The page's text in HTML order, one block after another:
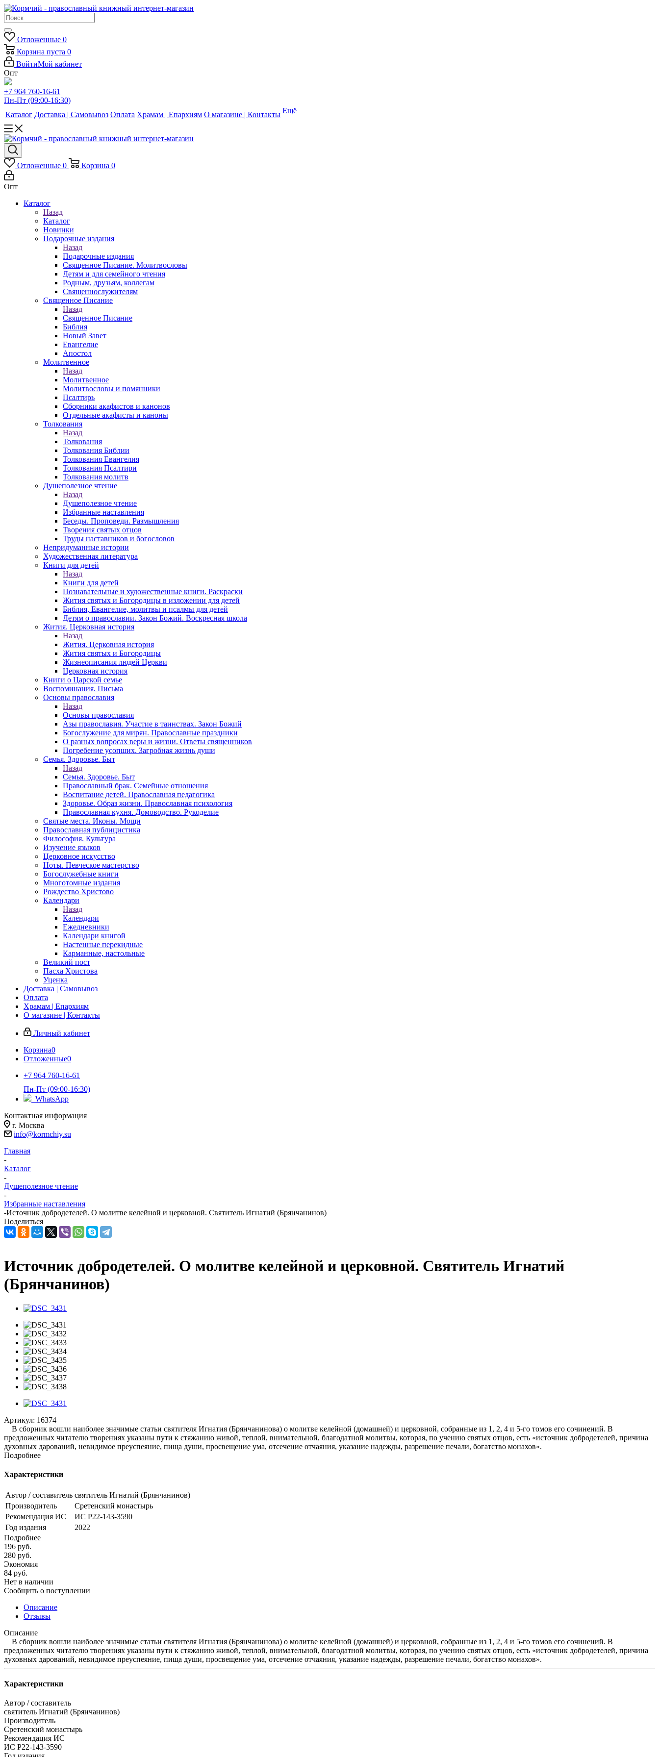
Отложенные 0
Корзина пуста 0
ВойтиМой кабинет
Опт
+7 964 760-16-61
Пн-Пт (09:00-16:30)
Каталог Доставка | Самовывоз Оплата Храмам | Епархиям О магазине | Контакты Ещё
Отложенные 0 Корзина 0
Опт
Каталог
Назад
Каталог
Новинки
Подарочные издания
Назад
Подарочные издания
Священное Писание. Молитвословы
Детям и для семейного чтения
Родным, друзьям, коллегам
Священнослужителям
Священное Писание
Назад
Священное Писание
Библия
Новый Завет
Евангелие
Апостол
Молитвенное
Назад
Молитвенное
Молитвословы и помянники
Псалтирь
Сборники акафистов и канонов
Отдельные акафисты и каноны
Толкования
Назад
Толкования
Толкования Библии
Толкования Евангелия
Толкования Псалтири
Толкования молитв
Душеполезное чтение
Назад
Душеполезное чтение
Избранные наставления
Беседы. Проповеди. Размышления
Творения святых отцов
Труды наставников и богословов
Непридуманные истории
Художественная литература
Книги для детей
Назад
Книги для детей
Познавательные и художественные книги. Раскраски
Жития святых и Богородицы в изложении для детей
Библия, Евангелие, молитвы и псалмы для детей
Детям о православии. Закон Божий. Воскресная школа
Жития. Церковная история
Назад
Жития. Церковная история
Жития святых и Богородицы
Жизнеописания людей Церкви
Церковная история
Книги о Царской семье
Воспоминания. Письма
Основы православия
Назад
Основы православия
Азы православия. Участие в таинствах. Закон Божий
Богослужение для мирян. Православные праздники
О разных вопросах веры и жизни. Ответы священников
Погребение усопших. Загробная жизнь души
Семья. Здоровье. Быт
Назад
Семья. Здоровье. Быт
Православный брак. Семейные отношения
Воспитание детей. Православная педагогика
Здоровье. Образ жизни. Православная психология
Православная кухня. Домоводство. Рукоделие
Святые места. Иконы. Мощи
Православная публицистика
Философия. Культура
Изучение языков
Церковное искусство
Ноты. Певческое мастерство
Богослужебные книги
Многотомные издания
Рождество Христово
Календари
Назад
Календари
Ежедневники
Календари книгой
Настенные перекидные
Карманные, настольные
Великий пост
Пасха Христова
Уценка
Доставка | Самовывоз
Оплата
Храмам | Епархиям
О магазине | Контакты
Личный кабинет
Корзина0
Отложенные0
+7 964 760-16-61
Пн-Пт (09:00-16:30)
WhatsApp
Контактная информация
г. Москва
info@kormchiy.su
Главная
-
Каталог
-
Душеполезное чтение
-
Избранные наставления
-Источник добродетелей. О молитве келейной и церковной. Святитель Игнатий (Брянчанинов)
Поделиться
Источник добродетелей. О молитве келейной и церковной. Святитель Игнатий
(Брянчанинов)
Артикул: 16374
В сборник вошли наиболее значимые статьи святителя Игнатия (Брянчанинова) о молитве келейной (домашней) и церковной, собранные из 1, 2, 4 и 5-го томов его сочинений. В
предложенных читателю творениях указаны пути к стяжанию живой, теплой, внимательной, благодатной молитвы, которая, по учению святых отцов, есть «источник добродетелей, причина
духовных дарований, невидимое преуспеяние, пища души, просвещение ума, отсечение отчаяния, указание надежды, разрешение печали, богатство монахов».
Подробнее
Характеристики
Автор / составитель святитель Игнатий (Брянчанинов)
Производитель
Сретенский монастырь
Рекомендация ИС
ИС Р22-143-3590
Год издания
2022
Подробнее
196 руб.
280 руб.
Экономия
84 руб.
Нет в наличии
Сообщить о поступлении
Описание
Отзывы
Описание
В сборник вошли наиболее значимые статьи святителя Игнатия (Брянчанинова) о молитве келейной (домашней) и церковной, собранные из 1, 2, 4 и 5-го томов его сочинений. В
предложенных читателю творениях указаны пути к стяжанию живой, теплой, внимательной, благодатной молитвы, которая, по учению святых отцов, есть «источник добродетелей, причина
духовных дарований, невидимое преуспеяние, пища души, просвещение ума, отсечение отчаяния, указание надежды, разрешение печали, богатство монахов».
Характеристики
Автор / составитель
святитель Игнатий (Брянчанинов)
Производитель
Сретенский монастырь
Рекомендация ИС
ИС Р22-143-3590